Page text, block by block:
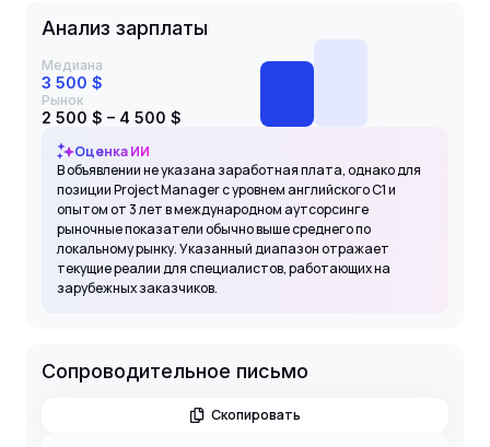
Анализ зарплаты
Медиана
3 500 $
Рынок
2 500 $ – 4 500 $
Оценка ИИ
В объявлении не указана заработная плата, однако для
позиции Project Manager с уровнем английского C1 и
опытом от 3 лет в международном аутсорсинге
рыночные показатели обычно выше среднего по
локальному рынку. Указанный диапазон отражает
текущие реалии для специалистов, работающих на
зарубежных заказчиков.
Сопроводительное письмо
Скопировать